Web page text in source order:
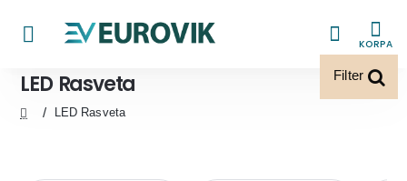
Filter
KORPA
LED Rasveta
LED Rasveta